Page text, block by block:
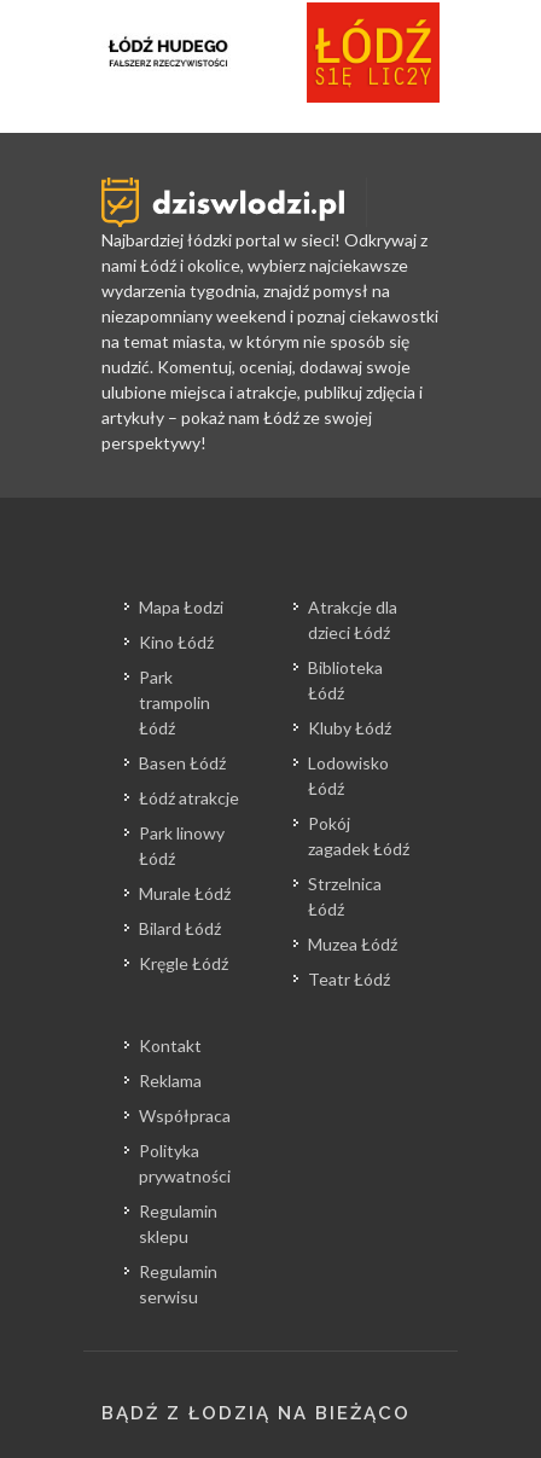
Najbardziej łódzki portal w sieci! Odkrywaj z
nami Łódź i okolice, wybierz najciekawsze
wydarzenia tygodnia, znajdź pomysł na
niezapomniany weekend i poznaj ciekawostki
na temat miasta, w którym nie sposób się
nudzić. Komentuj, oceniaj, dodawaj swoje
ulubione miejsca i atrakcje, publikuj zdjęcia i
artykuły – pokaż nam Łódź ze swojej
perspektywy!
Mapa Łodzi
Kino Łódź
Park
trampolin
Łódź
Basen Łódź
Łódź atrakcje
Park linowy
Łódź
Murale Łódź
Bilard Łódź
Kręgle Łódź
Atrakcje dla
dzieci Łódź
Biblioteka
Łódź
Kluby Łódź
Lodowisko
Łódź
Pokój
zagadek Łódź
Strzelnica
Łódź
Muzea Łódź
Teatr Łódź
Kontakt
Reklama
Współpraca
Polityka
prywatności
Regulamin
sklepu
Regulamin
serwisu
BĄDŹ Z ŁODZIĄ NA BIEŻĄCO